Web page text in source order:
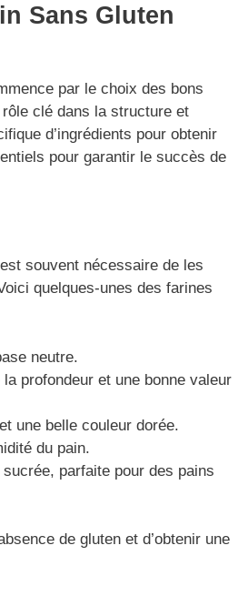
Sans Gluten
par le choix des bons
clé dans la structure et
d’ingrédients pour obtenir
pour garantir le succès de
souvent nécessaire de les
quelques-unes des farines
neutre.
profondeur et une bonne valeur
une belle couleur dorée.
du pain.
parfaite pour des pains
de gluten et d’obtenir une